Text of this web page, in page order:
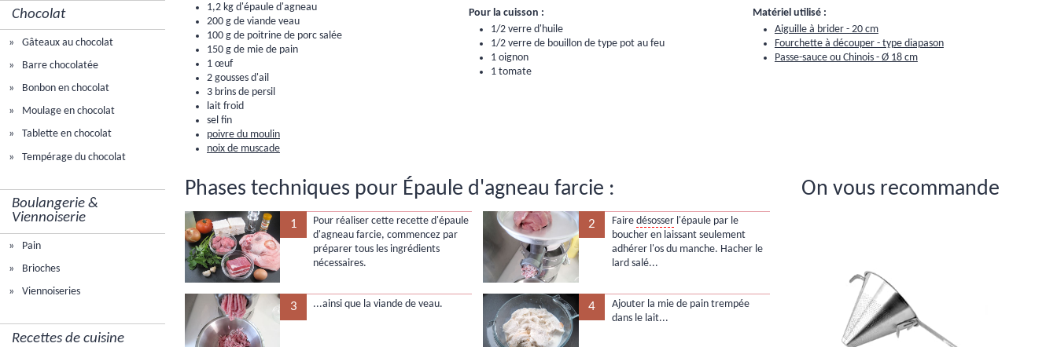
Chocolat
Gâteaux au chocolat
Barre chocolatée
Bonbon en chocolat
Moulage en chocolat
Tablette en chocolat
Tempérage du chocolat
Boulangerie &
Viennoiserie
Pain
Brioches
Viennoiseries
Recettes de cuisine
1,2 kg d'épaule d'agneau
200 g de viande veau
100 g de poitrine de porc salée
150 g de mie de pain
1 œuf
2 gousses d'ail
3 brins de persil
lait froid
sel fin
poivre du moulin
noix de muscade
Pour la cuisson :
1/2 verre d'huile
1/2 verre de bouillon de type pot au feu
1 oignon
1 tomate
Matériel utilisé :
Aiguille à brider - 20 cm
Fourchette à découper - type diapason
Passe-sauce ou Chinois - Ø 18 cm
On vous recommande
Phases techniques pour Épaule d'agneau farcie :
1
Pour réaliser cette recette d'épaule
d'agneau farcie, commencez par
préparer tous les ingrédients
nécessaires.
2 Faire désosserl'épaule par le
boucher en laissant seulement
adhérer l'os du manche. Hacher le
lard salé...
3 ...ainsi que la viande de veau. 4
Ajouter la mie de pain trempée
dans le lait...